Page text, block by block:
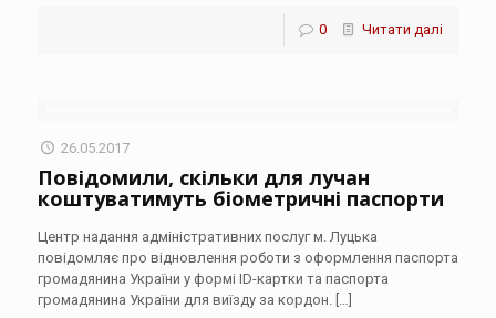
0 Читати далі
26.05.2017
Повідомили, скільки для лучан
коштуватимуть біометричні паспорти
Центр надання адміністративних послуг м. Луцька
повідомляє про відновлення роботи з оформлення паспорта
громадянина України у формі ID-картки та паспорта
громадянина України для виїзду за кордон.[…]